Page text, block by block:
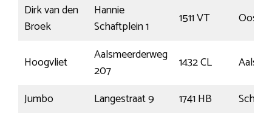
Dirk van den
Broek
Hannie
Schaftplein 1
1511 VT
Hoogvliet
Aalsmeerderweg
207
1432 CL
Jumbo
Langestraat 9 1741 HB